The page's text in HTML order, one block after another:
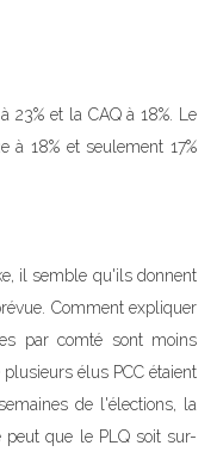
23% et la CAQ à 18%. Le
à 18% et seulement 17%
il semble qu'ils donnent
Comment expliquer
par comté sont moins
élus PCC étaient
de l'élections, la
que le PLQ soit sur-